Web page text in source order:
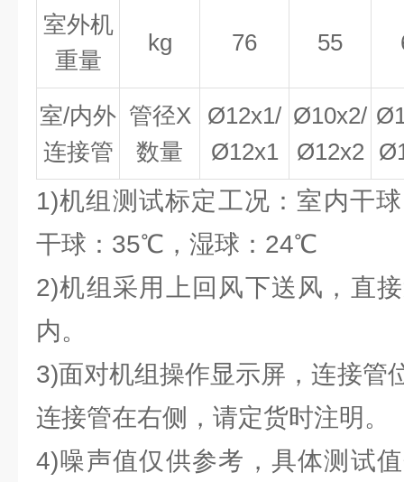
室外机
重量
kg 76 55
室/内外
连接管
管径X
数量
Ø12x1/
Ø12x1
Ø10x2/
Ø12x2
Ø
Ø
1)机组测试标定工况：室内干
干球：35℃，湿球：24℃
2)机组采用上回风下送风，直
内。
3)面对机组操作显示屏，连接管
连接管在右侧，请定货时注明。
4)噪声值仅供参考，具体测试